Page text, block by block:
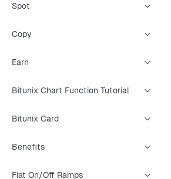
Spot
Copy
Earn
Bitunix Chart Function Tutorial
Bitunix Card
Benefits
Fiat On/Off Ramps